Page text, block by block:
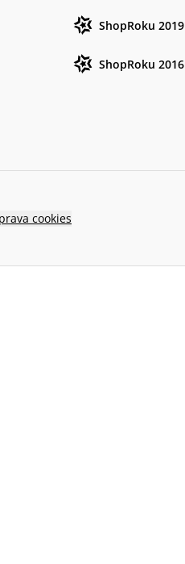
ShopRoku 2019
ShopRoku 2016
cookies